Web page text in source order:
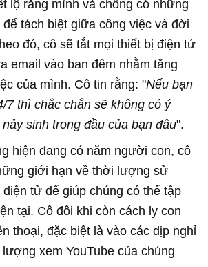
lộ rằng mình và chồng có những
tách biệt giữa công việc và đời
đó, cô sẽ tắt mọi thiết bị điện tử
email vào ban đêm nhằm tăng
của mình. Cô tin rằng: "Nếu bạn
7 thì chắc chắn sẽ không có ý
sinh trong đầu của bạn đâu".
hiện đang có năm người con, cô
giới hạn về thời lượng sử
tử để giúp chúng có thể tập
tại. Cô đôi khi còn cách ly con
thoại, đặc biệt là vào các dịp nghỉ
xem YouTube của chúng